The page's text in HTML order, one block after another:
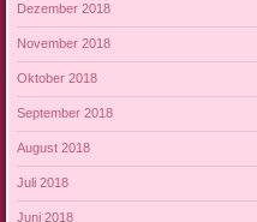
Dezember 2018
November 2018
Oktober 2018
September 2018
August 2018
Juli 2018
Juni 2018